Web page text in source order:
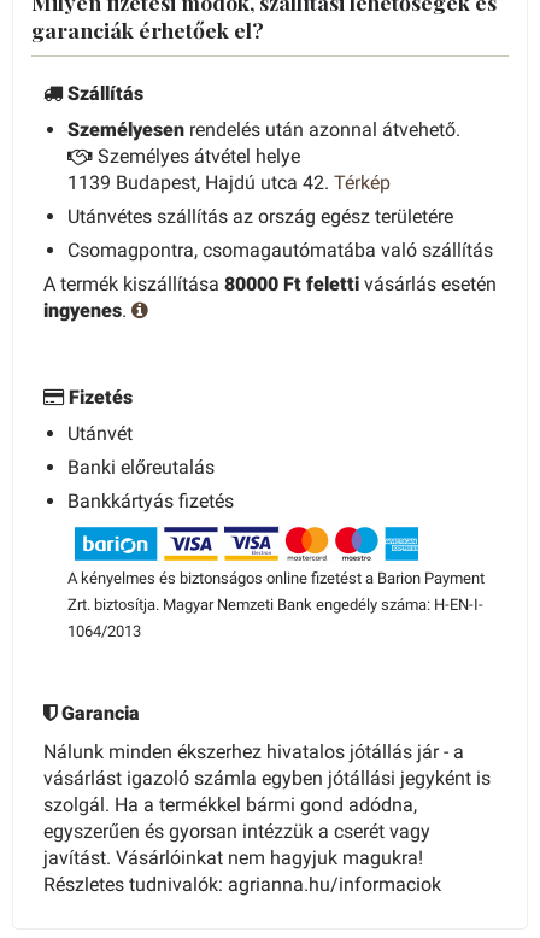
garanciák érhetőek el?
Szállítás
Személyesen rendelés után azonnal átvehető.
Személyes átvétel helye
1139 Budapest, Hajdú utca 42. Térkép
Utánvétes szállítás az ország egész területére
Csomagpontra, csomagautómatába való szállítás
A termék kiszállítása 80000 Ft feletti vásárlás esetén
ingyenes.
Fizetés
Utánvét
Banki előreutalás
Bankkártyás fizetés
A kényelmes és biztonságos online fizetést a Barion Payment
Zrt. biztosítja. Magyar Nemzeti Bank engedély száma: H-EN-I-
1064/2013
Garancia
Nálunk minden ékszerhez hivatalos jótállás jár - a
vásárlást igazoló számla egyben jótállási jegyként is
szolgál. Ha a termékkel bármi gond adódna,
egyszerűen és gyorsan intézzük a cserét vagy
javítást. Vásárlóinkat nem hagyjuk magukra!
Részletes tudnivalók: agrianna.hu/informaciok